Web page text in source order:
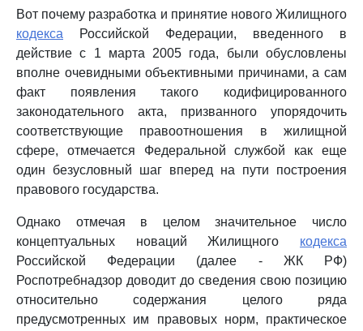
Вот почему разработка и принятие нового Жилищного
кодекса Российской Федерации, введенного в
действие с 1 марта 2005 года, были обусловлены
вполне очевидными объективными причинами, а сам
факт появления такого кодифицированного
законодательного акта, призванного упорядочить
соответствующие правоотношения в жилищной
сфере, отмечается Федеральной службой как еще
один безусловный шаг вперед на пути построения
правового государства.
Однако отмечая в целом значительное число
концептуальных новаций Жилищного кодекса
Российской Федерации (далее - ЖК РФ)
Роспотребнадзор доводит до сведения свою позицию
относительно содержания целого ряда
предусмотренных им правовых норм, практическое